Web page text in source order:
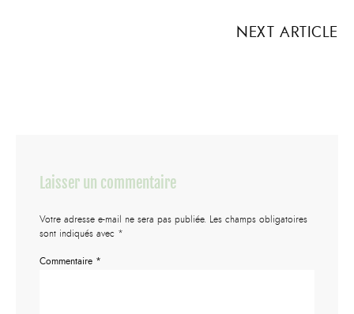
NEXT ARTICLE
Laisser un commentaire
Votre adresse e-mail ne sera pas publiée. Les champs obligatoires
sont indiqués avec *
Commentaire *